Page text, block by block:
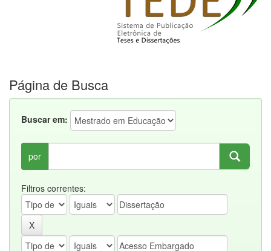
Página de Busca
Buscar em:
por
Filtros correntes: